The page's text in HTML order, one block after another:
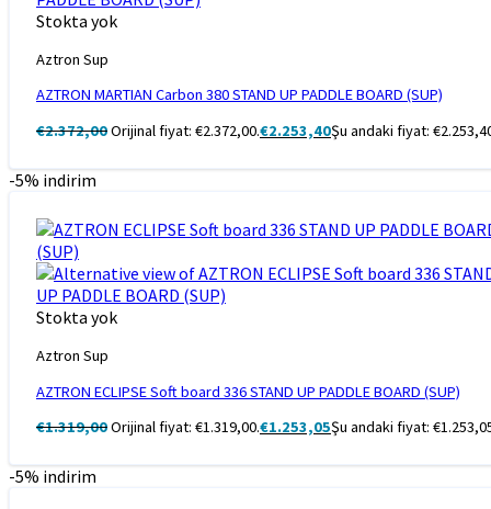
Stokta yok
Aztron Sup
AZTRON MARTIAN Carbon 380 STAND UP PADDLE BOARD (SUP)
€2.372,00Orijinal fiyat: €2.372,00.€2.253,40Şu andaki fiyat:
-5% indirim
Stokta yok
Aztron Sup
AZTRON ECLIPSE Soft board 336 STAND UP PADDLE BOARD (SUP)
€1.319,00Orijinal fiyat: €1.319,00.€1.253,05Şu andaki fiyat:
-5% indirim